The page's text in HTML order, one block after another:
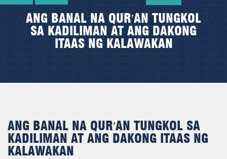
ANG BANAL NA QUR′AN TUNGKOL
SA KADILIMAN AT ANG DAKONG
ITAAS NG KALAWAKAN
ANG BANAL NA QUR′AN TUNGKOL SA
KADILIMAN AT ANG DAKONG ITAAS NG
KALAWAKAN